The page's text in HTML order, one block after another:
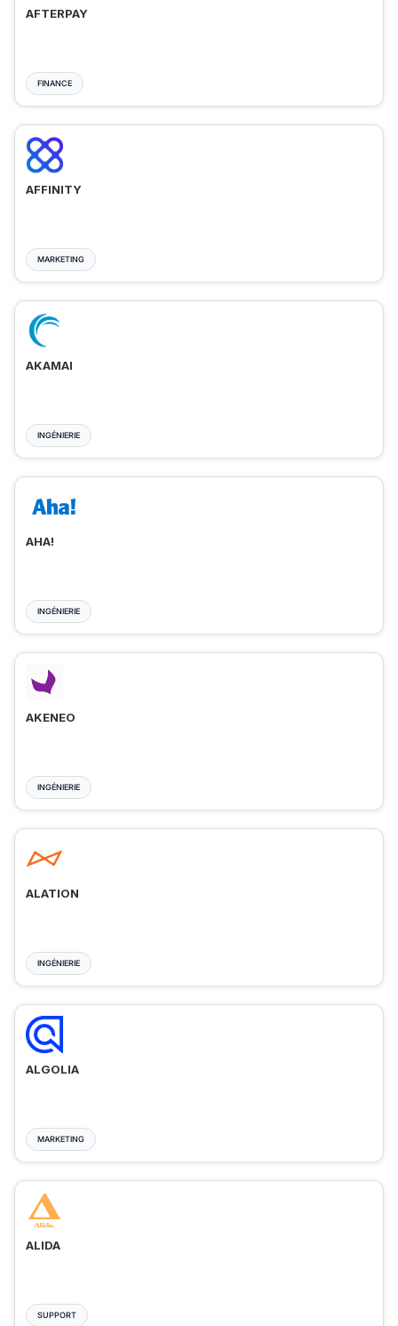
AFTERPAY
FINANCE
AFFINITY
MARKETING
AKAMAI
INGÉNIERIE
AHA!
INGÉNIERIE
AKENEO
INGÉNIERIE
ALATION
INGÉNIERIE
ALGOLIA
MARKETING
ALIDA
SUPPORT